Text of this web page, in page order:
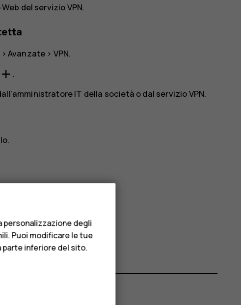
del servizio VPN.
> Avanzate > VPN.
add .
IT della società o dal servizio VPN.
personalizzazione degli
Puoi modificare le tue
parte inferiore del sito.